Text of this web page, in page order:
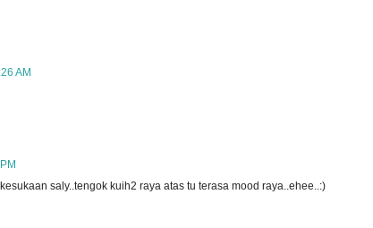
AM
saly..tengok kuih2 raya atas tu terasa mood raya..ehee..:)